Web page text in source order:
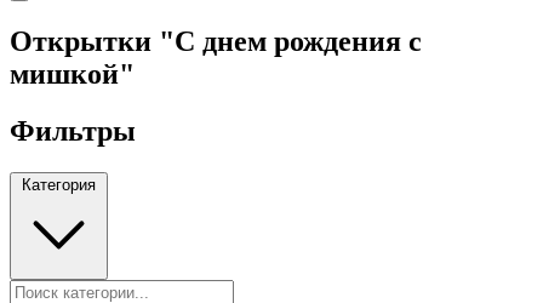
Открытки "С днем рождения с
мишкой"
Фильтры
Категория